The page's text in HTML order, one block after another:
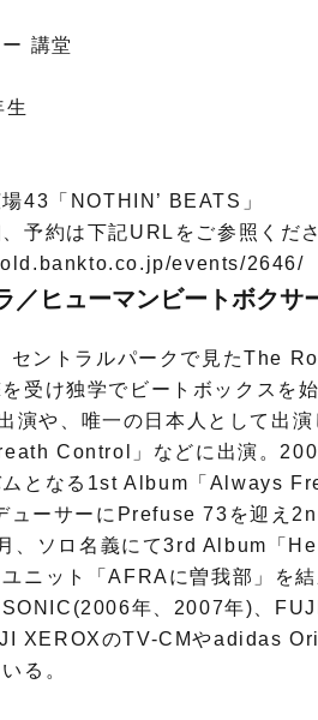
講堂
生
43「NOTHIN’ BEATS」
予約は下記URLをご参照くださ
events/2646/
／ヒューマンビートボクサ
セントラルパークで見たThe
受け独学でビートボックスを
演や、唯一の日本人として出
Control」などに出演。
ムとなる1st Album「Always
ューサーにPrefuse 73を迎え
、ソロ名義にて3rd Album「
ニット「AFRAに曽我部」を
年、2007年)、
XEROXのTV-CMやadidas
る。